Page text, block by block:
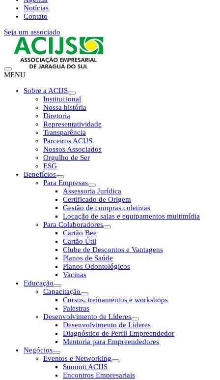
Notícias
Contato
Seja um associado
MENU
Sobre a ACIJS
Institucional
Nossa história
Diretoria
Representatividade
Transparência
Parceiros ACIJS
Nossos Associados
Orgulho de Ser
ESG
Benefícios
Para Empresas
Assessoria Jurídica
Certificado de Origem
Gestão de compras coletivas
Locação de salas e equipamentos multimídia
Para Colaboradores
Cartão Bee
Cartão Útil
Clube de Descontos e Vantagens
Planos de Saúde
Planos Odontológicos
Vacinas
Educação
Capacitação
Cursos, treinamentos e workshops
Palestras
Desenvolvimento de Líderes
Desenvolvimento de Líderes
Diagnóstico de Perfil Empreendedor
Mentoria para Empreendedores
Negócios
Eventos e Networking
Summit ACIJS
Encontros Empresariais